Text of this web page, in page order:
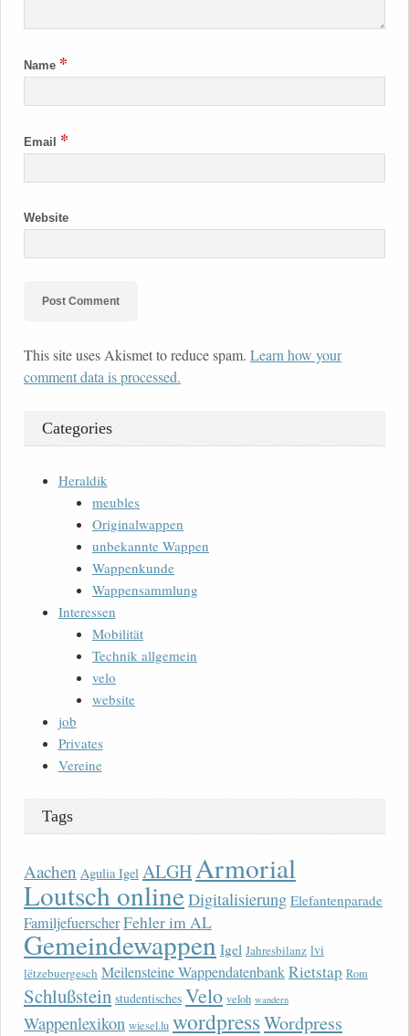
Name *
Email *
Website
This site uses Akismet to reduce spam. Learn how your
comment data is processed.
Categories
Heraldik
meubles
Originalwappen
unbekannte Wappen
Wappenkunde
Wappensammlung
Interessen
Mobilität
Technik allgemein
velo
website
job
Privates
Vereine
Tags
Aachen Agulia Igel ALGH Armorial
Loutsch onlineDigitalisierung Elefantenparade
FamiljefuerscherFehler im AL
Gemeindewappen Igel Jahresbilanz lvi
lëtzebuergesch Meilensteine WappendatenbankRietstap Rom
Schlußstein studentisches Velo veloh wandern
Wappenlexikon wiesel.lu wordpressWordpress